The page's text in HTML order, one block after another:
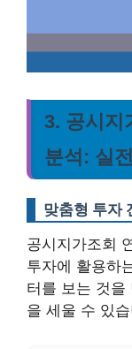
3. 공시지
분석: 실
맞춤형 투자
공시지가조회
투자에 활용하
터를 보는 것을
을 세울 수 있